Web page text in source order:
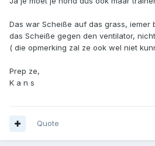
Das war Scheiße auf das grass, iemer
das Scheiße gegen den ventilator,
( die opmerking zal ze ook wel niet
Prep ze,
K a n s
Quote